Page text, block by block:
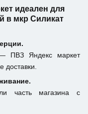
идеален для
в мкр Силикат
— ПВЗ Яндекс маркет
доставки.
часть магазина с